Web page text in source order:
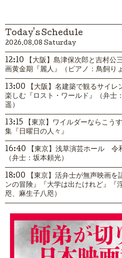
Today's Schedule
2026.08.08 Saturday
12:10 【大阪】島津保次郎と吉村
画黄金期『麗人』（ピアノ：鳥飼りょ
13:00 【大阪】名建築で観るサイレ
楽しむ『ロスト・ワールド』（弁士
遥）
13:15 【東京】ワイルダーならこう
集『日曜日の人々』
16:40 【東京】浅草演芸ホール 令
（弁士：坂本頼光）
18:00 【東京】活弁士が無声映画を
ンの冒険』『大学は出たけれど』『
咫、麻生子八咫）